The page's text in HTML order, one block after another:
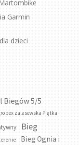
Biegów 5/5
zalasewska Piątka
Bieg
Bieg Ognia i